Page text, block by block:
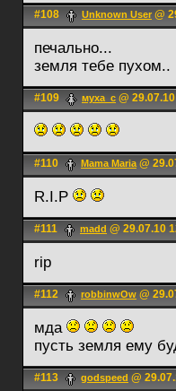
#108 Unknown User @
печально...
земля тебе пухом..
#109 муха_с @
#110 Mama Maria@
R.I.P
#111 madd @ 29.07.10
rip
#112 robbinwOw @
мда
пусть земля ему
#113 godspeed @